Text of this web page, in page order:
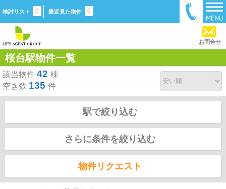
検討リスト 0 最近見た物件 0
お問合せ
桜台駅物件一覧
該当物件 42 棟
空き数 135 件
駅で絞り込む
さらに条件を絞り込む
物件リクエスト